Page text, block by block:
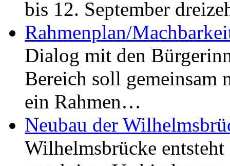
bis 12. September
Rahmenplan/
Dialog mit den
Bereich soll gemeinsam
ein Rahmen…
Neubau der
Wilhelmsbrücke